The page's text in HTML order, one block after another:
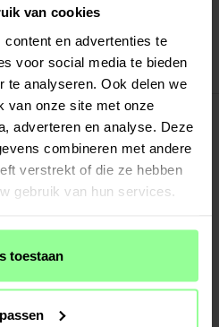
van cookies
en advertenties te
voor social media te bieden
te analyseren. Ook delen we
van onze site met onze
adverteren en analyse. Deze
combineren met andere
verstrekt of die ze hebben
gebruik van hun services.
toestaan
of Paypal
EVA-materiaal voor Apple iPad Air 13
voor tablet waarvan de jongste
zacht plastic materiaal, kan tegen een
YouTube te kijken, films te bekijken of
tegen stoten en vallen